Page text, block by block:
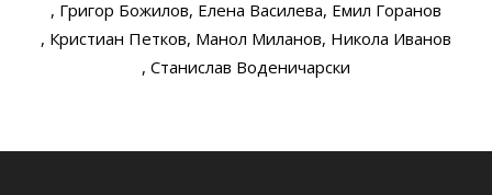
, Григор Божилов, Елена Василева, Емил Горанов
, Кристиан Петков, Манол Миланов, Никола Иванов
, Станислав Воденичарски